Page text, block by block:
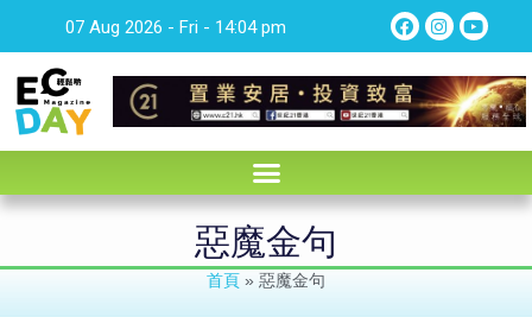
07 Aug 2026 - Fri - 14:04 pm
惡魔金句
首頁 » 惡魔金句